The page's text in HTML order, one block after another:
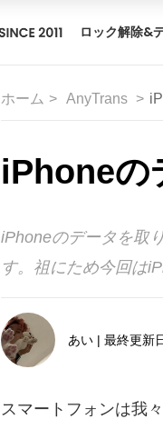
ロック解除&
ホーム AnyTrans
iPhoneの
iPhoneのデータを取
す。祖にため今回は
あい | 最終更新
スマートフォンは我